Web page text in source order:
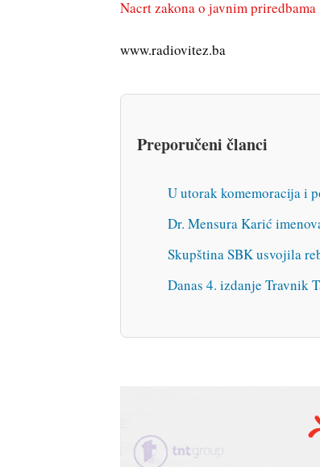
Nacrt zakona o javnim priredbama
www.radiovitez.ba
Preporučeni članci
U utorak komemoracija i
Dr. Mensura Karić
Skupština SBK usvojila
Danas 4. izdanje Travnik